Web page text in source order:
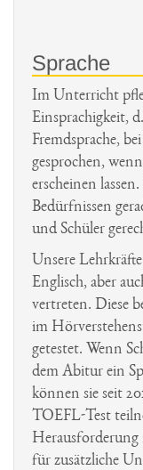
Sprache
Im Unterricht
Einsprachigkeit,
Fremdsprache,
gesprochen,
erscheinen
Bedürfnissen
und Schüler
Unsere
Englisch, aber
vertreten. Diese
im
getestet. Wenn
dem Abitur ein
können sie seit
TOEFL-Test
Herausforderung
für zusätzliche
Stellenangebote
Film
Marienthal
Italienisch
Japan AG
AG Jahrbuch
Jugend forscht
Klettern
Kunstwerkstatt
Musik
Prix des lycéens
allemands
Roboter AG
Schulgarten
Schulsanitäter
Onlineradio
Lourdes
MIG
Recife/Brasilien
Soz./Ökolog.
Engagement
Valentinssingen
Würde
Schul-Shop
Prävention
Umweltschutz